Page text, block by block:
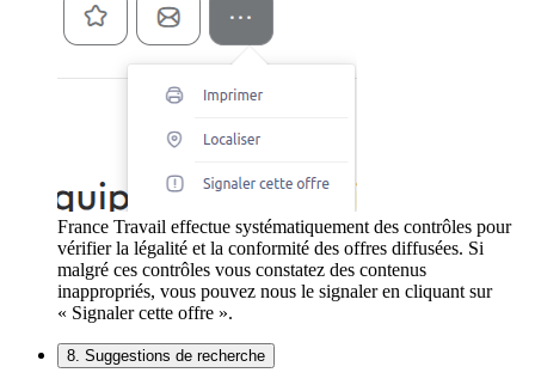
France Travail effectue systématiquement des contrôles pour
vérifier la légalité et la conformité des offres diffusées. Si
malgré ces contrôles vous constatez des contenus
inappropriés, vous pouvez nous le signaler en cliquant sur
« Signaler cette offre ».
8. Suggestions de recherche